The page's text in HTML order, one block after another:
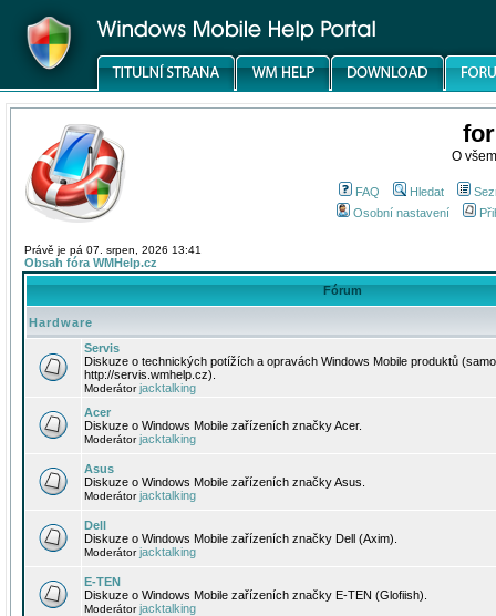
O
FAQ Hledat
Osobní nastavení
Právě je pá 07. srpen, 2026 13:41
Obsah fóra WMHelp.cz
Fórum
Hardware
Servis
Diskuze o technických potížích a opravách Windows Mobile produktů
http://servis.wmhelp.cz).
Moderátorjacktalking
Acer
Diskuze o Windows Mobile zařízeních značky Acer.
Moderátorjacktalking
Asus
Diskuze o Windows Mobile zařízeních značky Asus.
Moderátorjacktalking
Dell
Diskuze o Windows Mobile zařízeních značky Dell (Axim).
Moderátorjacktalking
E-TEN
Diskuze o Windows Mobile zařízeních značky E-TEN (Glofiish).
Moderátorjacktalking